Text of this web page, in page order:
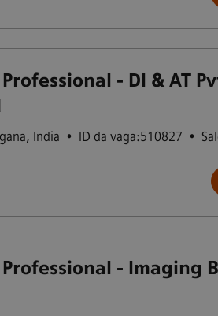
- DI & AT
, India • ID da vaga:510827 •
- Imaging